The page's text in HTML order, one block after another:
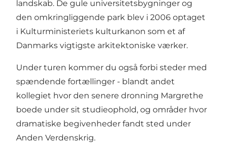
landskab. De gule universitetsbygninger og
den omkringliggende park blev i 2006 optaget
i Kulturministeriets kulturkanon som et af
Danmarks vigtigste arkitektoniske værker.
Under turen kommer du også forbi steder med
spændende fortællinger - blandt andet
kollegiet hvor den senere dronning Margrethe
boede under sit studieophold, og områder hvor
dramatiske begivenheder fandt sted under
Anden Verdenskrig.